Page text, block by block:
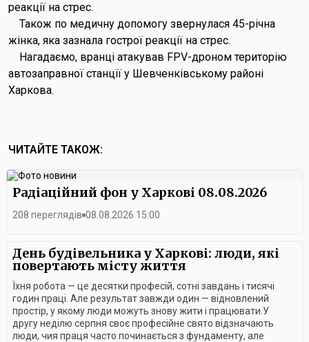
реакції на стрес.
Також по медичну допомогу звернулася 45-річна
жінка, яка зазнала гострої реакції на стрес.
Нагадаємо, вранці атакував FPV-дроном територію
автозаправної станції у Шевченківському районі
Харкова.
ЧИТАЙТЕ ТАКОЖ:
Радіаційний фон у Харкові 08.08.2026
208 переглядів 08.08.2026 15:00
День будівельника у Харкові: люди, які
повертають місту життя
Їхня робота — це десятки професій, сотні завдань і тисячі
годин праці. Але результат завжди один — відновлений
простір, у якому люди можуть знову жити і працювати.У
другу неділю серпня своє професійне свято відзначають
люди, чия праця часто починається з фундаменту, але